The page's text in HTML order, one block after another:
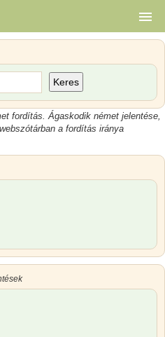
Keres
fordítás. Ágaskodik német jelentése,
a fordítás iránya